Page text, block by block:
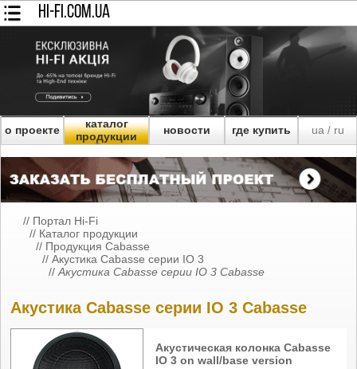
HI-FI.COM.UA
о проекте
каталог
продукции
новости где купить ua/ ru
// Портал Hi-Fi
// Каталог продукции
// Продукция Cabasse
// Акустика Cabasse серии IO 3
// Акустика Cabasse серии IO 3 Cabasse
Акустика Cabasse серии IO 3 Cabasse
Акустическая колонка Cabasse
IO 3 on wall/base version